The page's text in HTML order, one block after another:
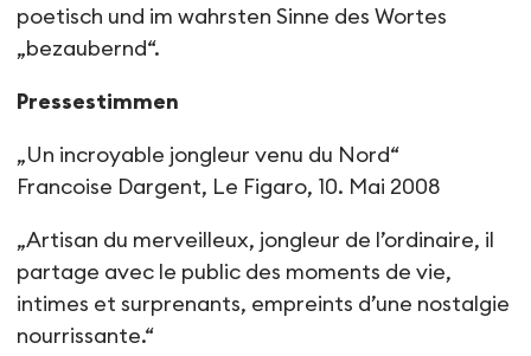
poetisch und im wahrsten Sinne des Wortes
„bezaubernd“.
Pressestimmen
„Un incroyable jongleur venu du Nord“
Francoise Dargent, Le Figaro, 10. Mai 2008
„Artisan du merveilleux, jongleur de l’ordinaire, il
partage avec le public des moments de vie,
intimes et surprenants, empreints d’une nostalgie
nourrissante.“